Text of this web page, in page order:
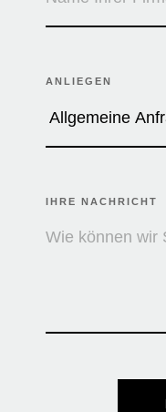
ANLIEGEN
IHRE NACHRICHT